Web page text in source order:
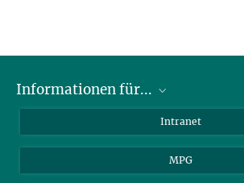
Informationen für...
Studenten
Journalisten
Intranet
MPG